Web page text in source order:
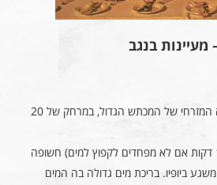
בנגב
הוא מעיין בקצה המזרחי של המכתש הגדול, במרחק של 20
הליכה של 25 דקות (או 15 דקות אם לא מפחדים לקפוץ למים) חשופה
ביופיו. בריכת מים גדולה בה המים